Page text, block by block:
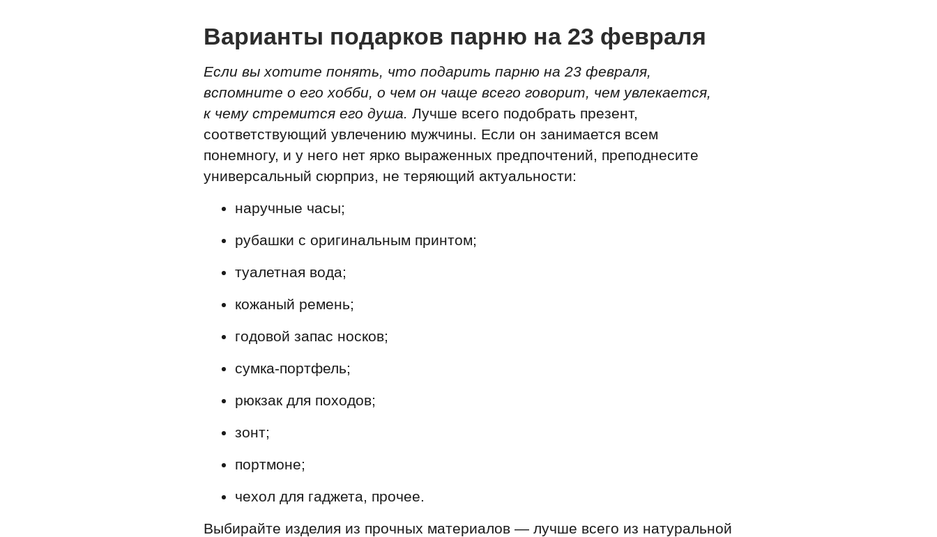
Варианты подарков парню на 23 февраля
Если вы хотите понять, что подарить парню на 23 февраля,
вспомните о его хобби, о чем он чаще всего говорит, чем увлекается,
к чему стремится его душа. Лучше всего подобрать презент,
соответствующий увлечению мужчины. Если он занимается всем
понемногу, и у него нет ярко выраженных предпочтений, преподнесите
универсальный сюрприз, не теряющий актуальности:
наручные часы;
рубашки с оригинальным принтом;
туалетная вода;
кожаный ремень;
годовой запас носков;
сумка-портфель;
рюкзак для походов;
зонт;
портмоне;
чехол для гаджета, прочее.
Выбирайте изделия из прочных материалов — лучше всего из натуральной